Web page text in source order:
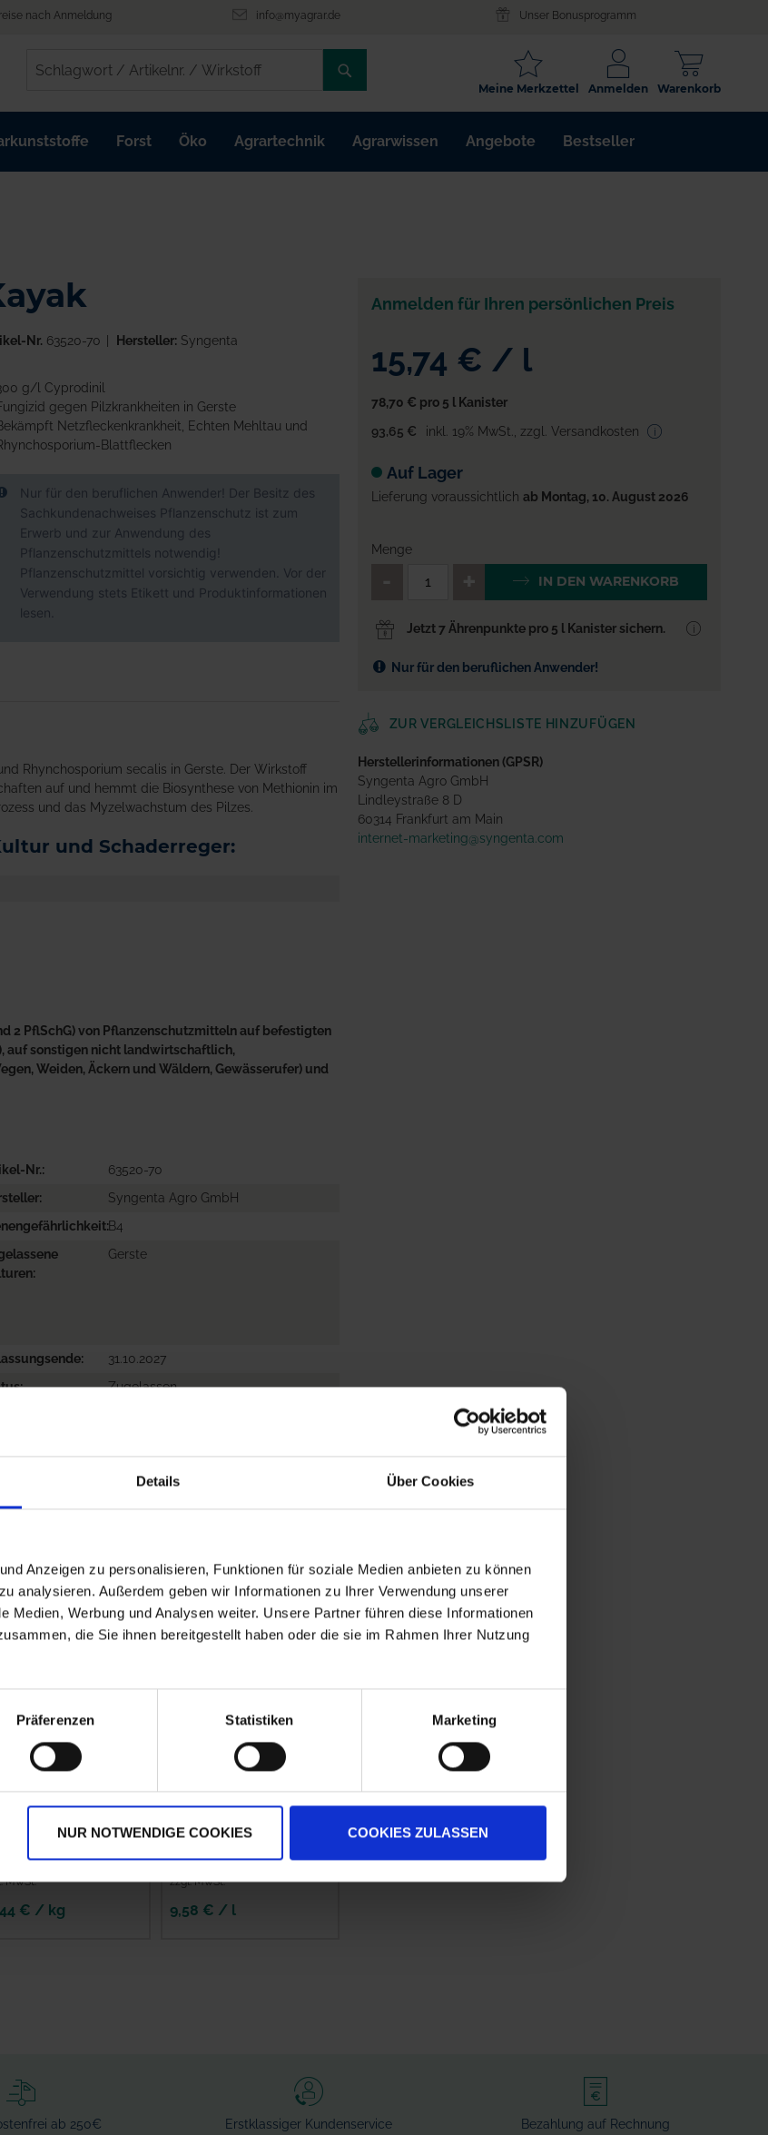
Details Über Cookies
Anzeigen zu personalisieren, Funktionen für soziale Medien anbieten zu können
analysieren. Außerdem geben wir Informationen zu Ihrer Verwendung unserer
Medien, Werbung und Analysen weiter. Unsere Partner führen diese Informationen
die Sie ihnen bereitgestellt haben oder die sie im Rahmen Ihrer Nutzung
Präferenzen Statistiken Marketing
NUR NOTWENDIGE COOKIES COOKIES ZULASSEN
nach Anmeldung info@myagrar.de Unser Bonusprogramm
/
ARTIKELNR.
/
Warenkorb
Anmelden
Meine Merkzettel
Forst Öko Agrartechnik Agrarwissen Angebote Bestseller
Nr. 63520-70 Hersteller:Syngenta
g/l Cyprodinil
gegen Pilzkrankheiten in Gerste
Netzfleckenkrankheit, Echten Mehltau und
Blattflecken
Nur für den beruflichen Anwender! Der Besitz des
Sachkundenachweises Pflanzenschutz ist zum
Erwerb und zur Anwendung des
Pflanzenschutzmittels notwendig!
Pflanzenschutzmittel vorsichtig verwenden. Vor der
Verwendung stets Etikett und Produktinformationen
lesen.
Rhynchosporium secalis in Gerste. Der Wirkstoff
auf und hemmt die Biosynthese von Methionin im
und das Myzelwachstum des Pilzes.
und Schaderreger:
2 PflSchG) von Pflanzenschutzmitteln auf befestigten
auf sonstigen nicht landwirtschaftlich,
Weiden, Äckern und Wäldern, Gewässerufer) und
Nr.
63520-70
Syngenta Agro GmbH
B4
Gerste
31.10.2027
Zugelassen
BLATTFLECKENKRANKHEIT: GERSTE
MwSt.
€ / kg
zzgl. MwSt.
9,58 € / l
Anmelden für Ihren persönlichen Preis
15,74 € / l
78,70 € pro 5 l Kanister
93,65 €
inkl. 19% MwSt. zzgl. Versandkosten
Auf Lager
Lieferung voraussichtlich ab Montag, 10. August 2026
Menge
QTY_CONTROL_DECREASE
IN DEN WARENKORB
Jetzt 7 Ährenpunkte pro 5 l Kanister sichern.
Nur für den beruflichen Anwender!
ZUR VERGLEICHSLISTE HINZUFÜGEN
Herstellerinformationen (GPSR)
Syngenta Agro GmbH
Lindleystraße 8 D
60314 Frankfurt am Main
internet-marketing@syngenta.com
ab 250€ Erstklassiger Kundenservice Bezahlung auf Rechnung